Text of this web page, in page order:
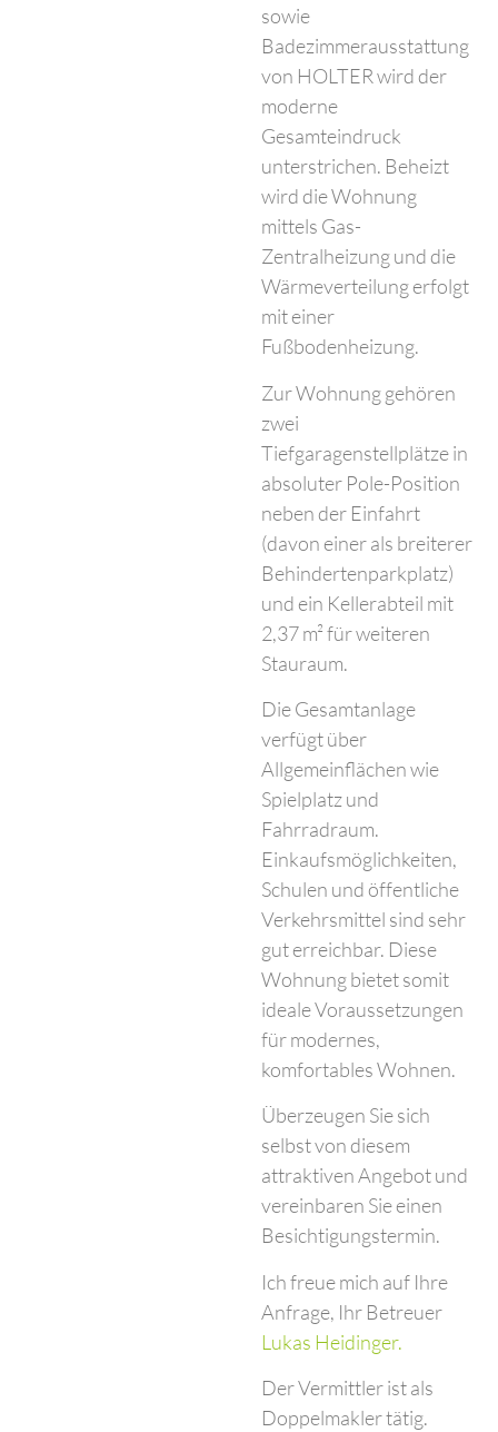
sowie
Badezimmerausstattung
von HOLTER wird der
moderne
Gesamteindruck
unterstrichen. Beheizt
wird die Wohnung
mittels Gas-
Zentralheizung und die
Wärmeverteilung erfolgt
mit einer
Fußbodenheizung.
Zur Wohnung gehören
zwei
Tiefgaragenstellplätze in
absoluter Pole-Position
neben der Einfahrt
(davon einer als breiterer
Behindertenparkplatz)
und ein Kellerabteil mit
2,37 m² für weiteren
Stauraum.
Die Gesamtanlage
verfügt über
Allgemeinflächen wie
Spielplatz und
Fahrradraum.
Einkaufsmöglichkeiten,
Schulen und öffentliche
Verkehrsmittel sind sehr
gut erreichbar. Diese
Wohnung bietet somit
ideale Voraussetzungen
für modernes,
komfortables Wohnen.
Überzeugen Sie sich
selbst von diesem
attraktiven Angebot und
vereinbaren Sie einen
Besichtigungstermin.
Ich freue mich auf Ihre
Anfrage, Ihr Betreuer
Lukas Heidinger.
Der Vermittler ist als
Doppelmakler tätig.